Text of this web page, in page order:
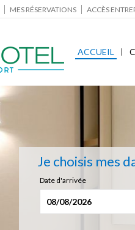
MES RÉSERVATIONS ACCÈS
ACCUEIL
Je choisis mes
Date d'arrivée